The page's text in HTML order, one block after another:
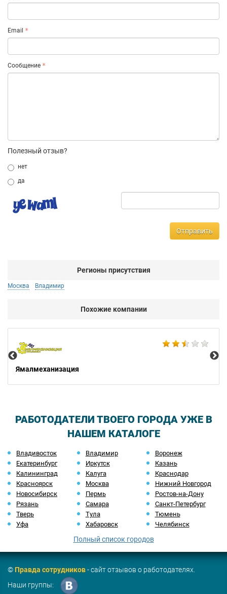
Email
Сообщение
Полезный отзыв?
нет
да
Отправить
Регионы присутствия
Москва Владимир
Похожие компании
Ямалмеханизация
РАБОТОДАТЕЛИ ТВОЕГО ГОРОДА УЖЕ В
НАШЕМ КАТАЛОГЕ
Владивосток Владимир
Воронеж
Екатеринбург
Иркутск
Казань
Калининград
Калуга
Краснодар
Красноярск
Москва
Нижний Новгород
Новосибирск
Пермь
Ростов-на-Дону
Рязань
Самара
Санкт-Петербург
Тверь
Тула
Тюмень
Уфа
Хабаровск Челябинск
Полный список городов
©Правда сотрудников- сайт отзывов о работодателях.
Наши группы: